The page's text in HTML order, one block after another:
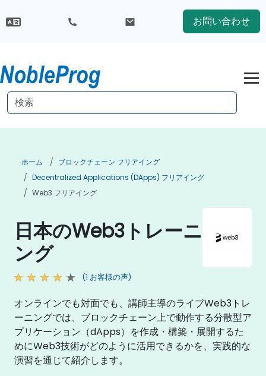
お問い合わせ
ホーム
ブロックチェーン フリアイング
Decentralized Applications (DApps) フリアイング
Web3 フリアイング
日本のWeb3トレーニ
ング
(1 お客様の声)
オンラインでも対面でも、講師主導のライブWeb3トレ
ーニングでは、ブロックチェーン上で動作する分散型ア
プリケーション（dApps）を作成・構築・展開するた
めにWeb3技術がどのように活用できるかを、実践的な
演習を通じて紹介します。